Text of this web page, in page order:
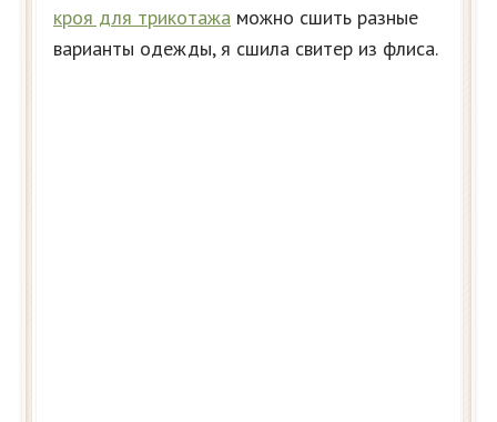
кроя для трикотажа можно сшить разные
варианты одежды, я сшила свитер из флиса.